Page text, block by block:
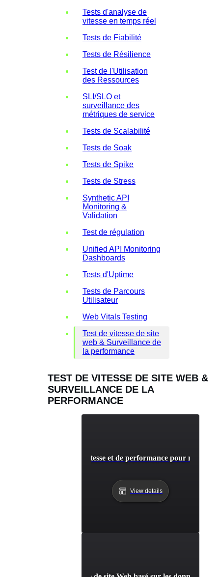
Tests d'analyse de
vitesse en temps réel
Tests de Fiabilité
Tests de Résilience
Test de l'Utilisation
des Ressources
SLI/SLO et
surveillance des
métriques de service
Tests de Scalabilité
Tests de Soak
Tests de Spike
Tests de Stress
Synthetic API
Monitoring &
Validation
Test de régulation
Unified API Monitoring
Dashboards
Tests d'Uptime
Tests de Parcours
Utilisateur
Web Vitals Testing
Test de vitesse de site
web & Surveillance de
la performance
TEST DE VITESSE DE SITE WEB &
SURVEILLANCE DE LA
PERFORMANCE
Adalo: Test de vitesse et de performance pour mobile et
View details